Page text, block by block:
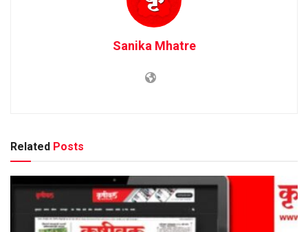
Sanika Mhatre
Related Posts